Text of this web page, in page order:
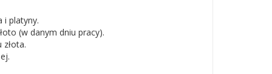
i platyny.
(w danym dniu pracy).